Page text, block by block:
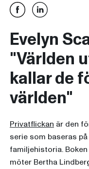
Evelyn
"Världen
kallar de
världen"
Privatflickan är den
serie som baseras på
familjehistoria.
möter Bertha